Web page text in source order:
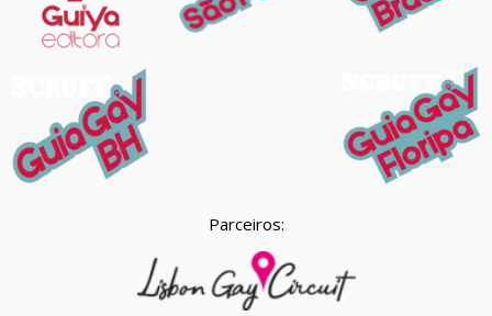
Parceiros: